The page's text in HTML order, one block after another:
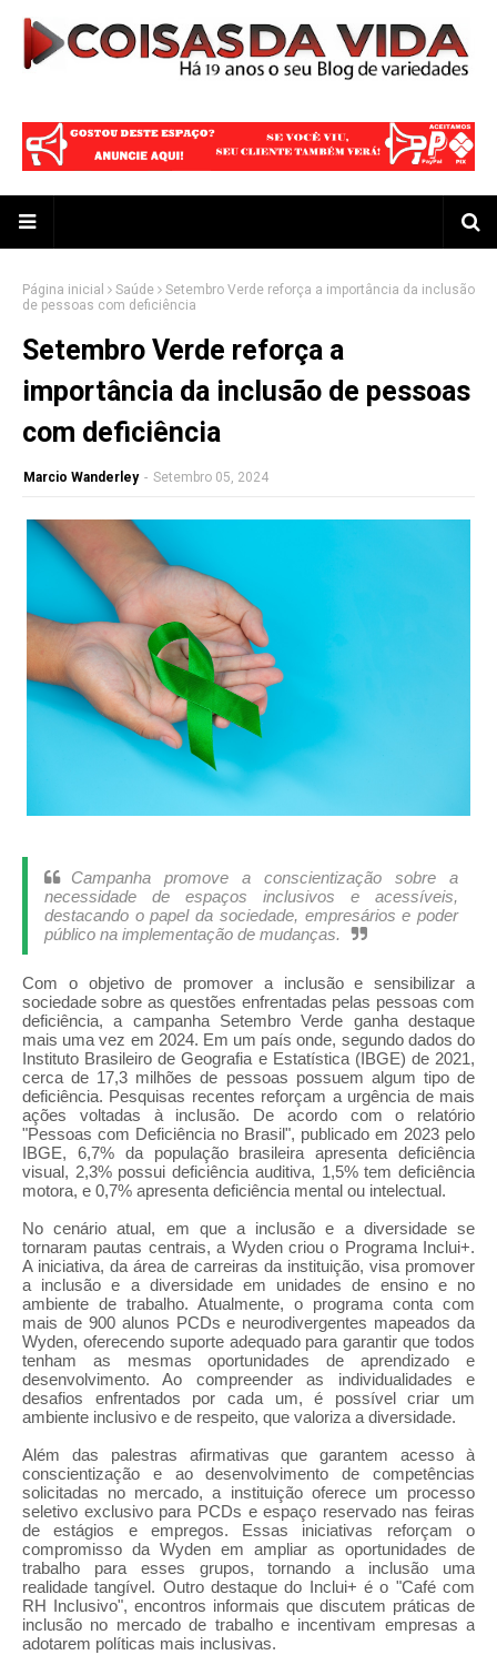
Página inicial Saúde
Setembro Verde reforça a importância da inclusão
de pessoas com deficiência
Setembro Verde reforça a
importância da inclusão de pessoas
com deficiência
Marcio Wanderley - Setembro 05, 2024
Campanha promove a conscientização sobre a
necessidade de espaços inclusivos e acessíveis,
destacando o papel da sociedade, empresários e poder
público na implementação de mudanças.
Com o objetivo de promover a inclusão e sensibilizar a
sociedade sobre as questões enfrentadas pelas pessoas com
deficiência, a campanha Setembro Verde ganha destaque
mais uma vez em 2024. Em um país onde, segundo dados do
Instituto Brasileiro de Geografia e Estatística (IBGE) de 2021,
cerca de 17,3 milhões de pessoas possuem algum tipo de
deficiência. Pesquisas recentes reforçam a urgência de mais
ações voltadas à inclusão. De acordo com o relatório
"Pessoas com Deficiência no Brasil", publicado em 2023 pelo
IBGE, 6,7% da população brasileira apresenta deficiência
visual, 2,3% possui deficiência auditiva, 1,5% tem deficiência
motora, e 0,7% apresenta deficiência mental ou intelectual.
No cenário atual, em que a inclusão e a diversidade se
tornaram pautas centrais, a Wyden criou o Programa Inclui+.
A iniciativa, da área de carreiras da instituição, visa promover
a inclusão e a diversidade em unidades de ensino e no
ambiente de trabalho. Atualmente, o programa conta com
mais de 900 alunos PCDs e neurodivergentes mapeados da
Wyden, oferecendo suporte adequado para garantir que todos
tenham as mesmas oportunidades de aprendizado e
desenvolvimento. Ao compreender as individualidades e
desafios enfrentados por cada um, é possível criar um
ambiente inclusivo e de respeito, que valoriza a diversidade.
Além das palestras afirmativas que garantem acesso à
conscientização e ao desenvolvimento de competências
solicitadas no mercado, a instituição oferece um processo
seletivo exclusivo para PCDs e espaço reservado nas feiras
de estágios e empregos. Essas iniciativas reforçam o
compromisso da Wyden em ampliar as oportunidades de
trabalho para esses grupos, tornando a inclusão uma
realidade tangível. Outro destaque do Inclui+ é o "Café com
RH Inclusivo", encontros informais que discutem práticas de
inclusão no mercado de trabalho e incentivam empresas a
adotarem políticas mais inclusivas.